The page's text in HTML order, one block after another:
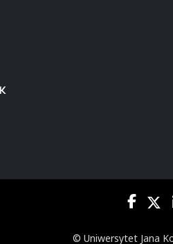
© Uniwersytet Jana